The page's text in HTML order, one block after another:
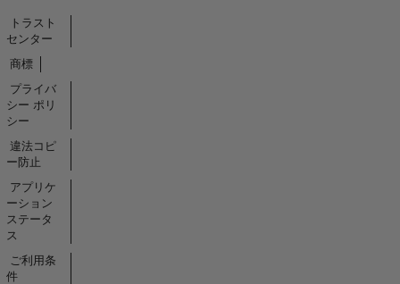
トラスト
センター
商標
プライバ
シー ポリ
シー
違法コピ
ー防止
アプリケ
ーション
ステータ
ス
ご利用条
件